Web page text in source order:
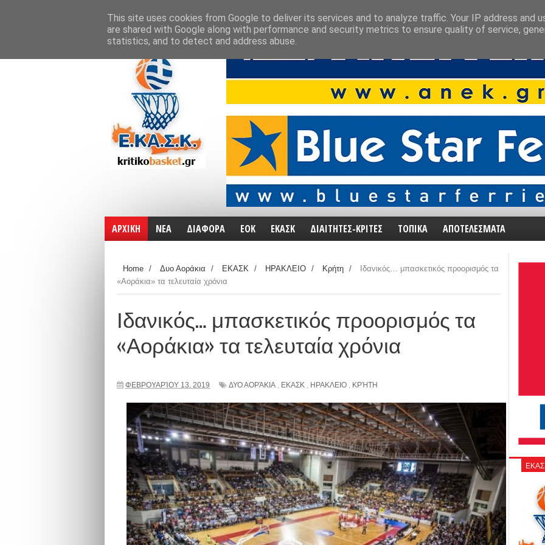
ΑΡΧΙΚΗ ΝΕΑ ΔΙΑΦΟΡΑ ΕΟΚ ΕΚΑΣΚ ΔΙΑΙΤΗΤΕΣ-ΚΡΙΤΕΣ ΤΟΠΙΚΑ ΑΠΟΤΕΛΕΣΜΑΤΑ
Home / Δυο Αοράκια / ΕΚΑΣΚ / ΗΡΑΚΛΕΙΟ / Κρήτη /
Ιδανικός… μπασκετικός προορισμός τα
«Αοράκια» τα τελευταία χρόνια
Ιδανικός… μπασκετικός προορισμός τα
«Αοράκια» τα τελευταία χρόνια
ΦΕΒΡΟΥΑΡΊΟΥ 13, 2019 ΔΥΟ ΑΟΡΆΚΙΑ , ΕΚΑΣΚ , ΗΡΑΚΛΕΙΟ , ΚΡΉΤΗ
This site uses cookies from Google to deliver its services and to analyze traffic. Your IP address and
are shared with Google along with performance and security metrics to ensure quality of service,
statistics, and to detect and address abuse.